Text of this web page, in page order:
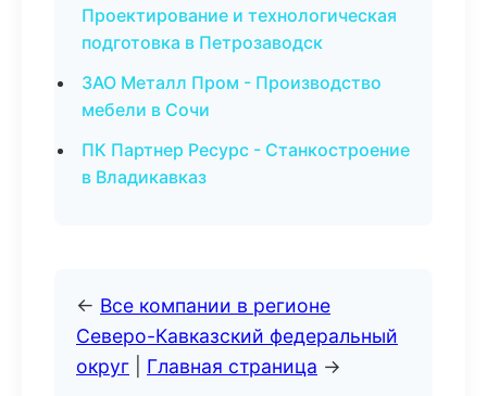
Проектирование и технологическая
подготовка в Петрозаводск
ЗАО Металл Пром - Производство
мебели в Сочи
ПК Партнер Ресурс - Станкостроение
в Владикавказ
← Все компании в регионе
Северо-Кавказский федеральный
округ
Главная страница →